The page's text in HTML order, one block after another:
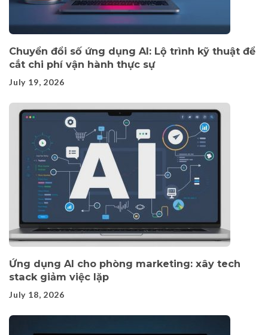
Chuyển đổi số ứng dụng AI: Lộ trình kỹ thuật để
cắt chi phí vận hành thực sự
July 19, 2026
Ứng dụng AI cho phòng marketing: xây tech
stack giảm việc lặp
July 18, 2026